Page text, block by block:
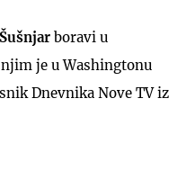
boravi u
je u Washingtonu
Dnevnika Nove TV iz